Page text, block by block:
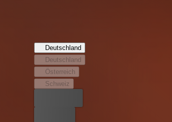
Deutschland
Deutschland
Österreich
Schweiz